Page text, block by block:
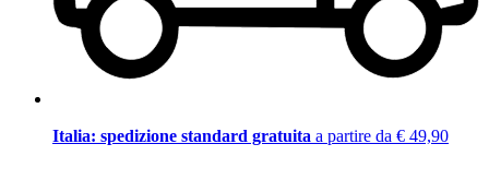
Italia: spedizione standard gratuita a partire da € 49,90